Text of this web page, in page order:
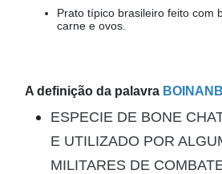
Prato típico brasileiro feito com
carne e ovos.
A definição da palavra
ESPECIE DE BONE
E UTILIZADO POR
MILITARES DE